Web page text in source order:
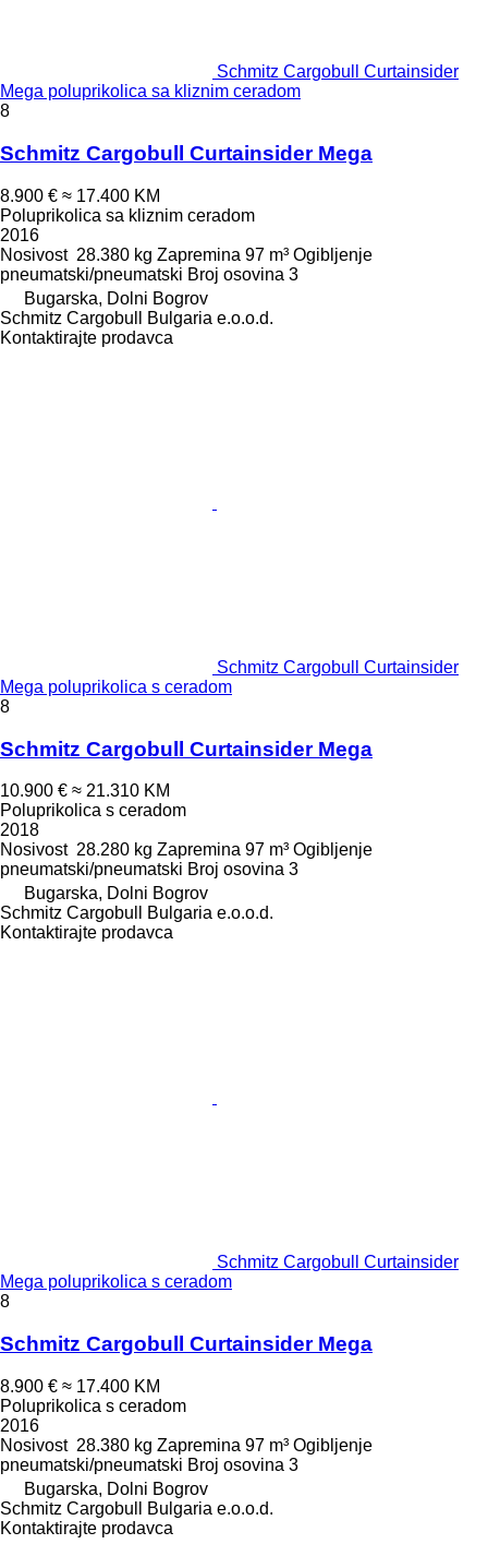
Schmitz Cargobull Curtainsider
Mega poluprikolica sa kliznim ceradom
8
Schmitz Cargobull Curtainsider Mega
8.900 € ≈ 17.400 KM
Poluprikolica sa kliznim ceradom
2016
Nosivost 28.380 kg Zapremina 97 m³ Ogibljenje
pneumatski/pneumatski Broj osovina 3
Bugarska, Dolni Bogrov
Schmitz Cargobull Bulgaria e.o.o.d.
Kontaktirajte prodavca
Schmitz Cargobull Curtainsider
Mega poluprikolica s ceradom
8
Schmitz Cargobull Curtainsider Mega
10.900 € ≈ 21.310 KM
Poluprikolica s ceradom
2018
Nosivost 28.280 kg Zapremina 97 m³ Ogibljenje
pneumatski/pneumatski Broj osovina 3
Bugarska, Dolni Bogrov
Schmitz Cargobull Bulgaria e.o.o.d.
Kontaktirajte prodavca
Schmitz Cargobull Curtainsider
Mega poluprikolica s ceradom
8
Schmitz Cargobull Curtainsider Mega
8.900 € ≈ 17.400 KM
Poluprikolica s ceradom
2016
Nosivost 28.380 kg Zapremina 97 m³ Ogibljenje
pneumatski/pneumatski Broj osovina 3
Bugarska, Dolni Bogrov
Schmitz Cargobull Bulgaria e.o.o.d.
Kontaktirajte prodavca